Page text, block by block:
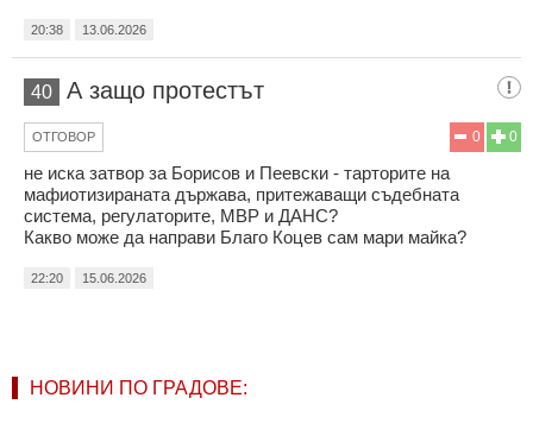
20:38 13.06.2026
40 А защо протестът
0
0
ОТГОВОР
не иска затвор за Борисов и Пеевски - тарторите на
мафиотизираната държава, притежаващи съдебната
система, регулаторите, МВР и ДАНС?
Какво може да направи Благо Коцев сам мари майка?
22:20 15.06.2026
НОВИНИ ПО ГРАДОВЕ: